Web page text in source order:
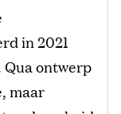
in 2021
Qua ontwerp
maar